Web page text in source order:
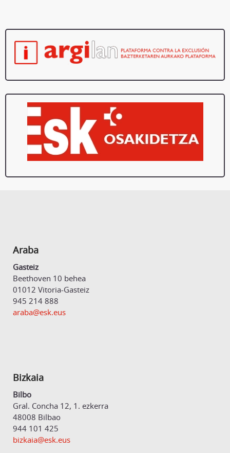
Araba
Gasteiz
Beethoven 10 behea
01012 Vitoria-Gasteiz
945 214 888
araba@esk.eus
Bizkaia
Bilbo
Gral. Concha 12, 1. ezkerra
48008 Bilbao
944 101 425
bizkaia@esk.eus